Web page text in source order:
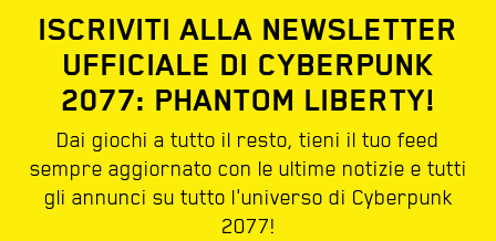
ISCRIVITI ALLA NEWSLETTER
UFFICIALE DI CYBERPUNK
2077: PHANTOM LIBERTY!
Dai giochi a tutto il resto, tieni il tuo feed
sempre aggiornato con le ultime notizie e tutti
gli annunci su tutto l'universo di Cyberpunk
2077!